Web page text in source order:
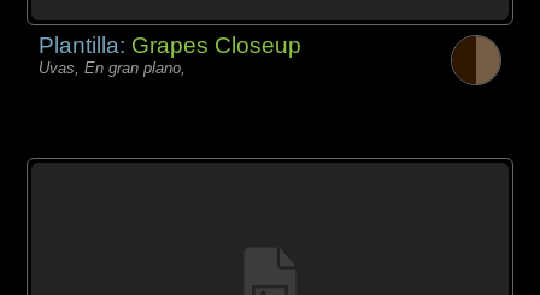
Plantilla: Grapes Closeup
Uvas, En gran plano,